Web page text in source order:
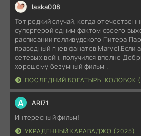
laska008
Тот редкий случай, когда
супергерой одним фактом своего
расписании голливудского Питера
праведный гнев фанатов Marvel.Если
сетевых войн, получился вполне
хорошему безумный фильм .
ПОСЛЕДНИЙ БОГАТЫРЬ. КОЛОБОК
A ARI71
Интересный фильм!
УКРАДЕННЫЙ КАРАВАДЖО (2025)